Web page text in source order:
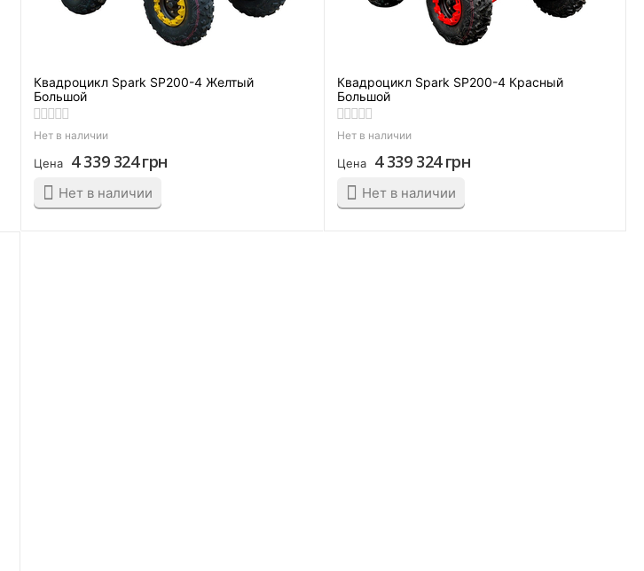
Квадроцикл Spark SP200-4 Желтый
Большой
Нет в наличии
Цена 4 339 324грн
Нет в наличии
Квадроцикл Spark SP200-4 Красный
Большой
Нет в наличии
Цена 4 339 324 грн
Нет в наличии